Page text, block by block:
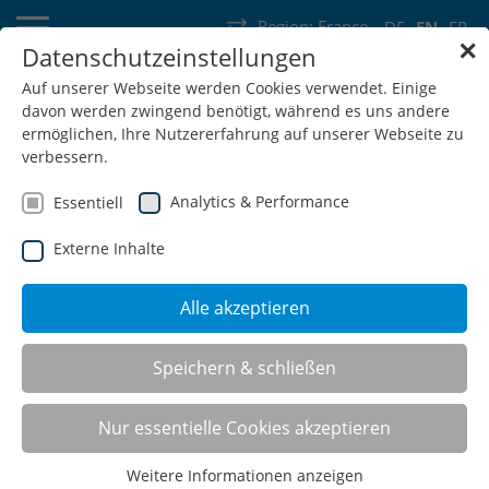
DE EN FR
Region: France
Germany Switzerland Austria Belgium
Luxembourg Netherlands Wallonia
SHOP
Corner shelving racks
✕
Datenschutzeinstellungen
Auf unserer Webseite werden Cookies verwendet. Einige
davon werden zwingend benötigt, während es uns andere
ermöglichen, Ihre Nutzererfahrung auf unserer Webseite zu
verbessern.
Essentiell Analytics & Performance
Externe Inhalte
Alle akzeptieren
Speichern & schließen
Nur essentielle Cookies akzeptieren
Weitere Informationen anzeigen